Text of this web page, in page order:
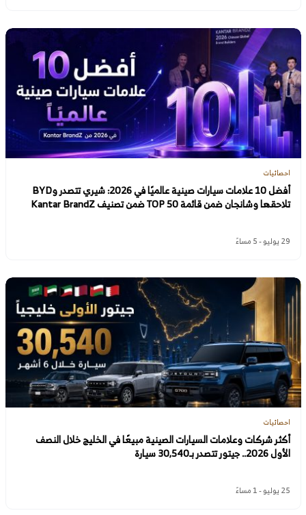
احصائيات
أفضل 10 علامات سيارات صينية عالميًا في 2026: شيري تتصدر وBYD
تلاحقها وشانجان ضمن قائمة TOP 50 ضمن تصنيف Kantar BrandZ
29 يوليو - 5 مساءً
احصائيات
أكثر شركات وعلامات السيارات الصينية مبيعًا في الخليج خلال النصف
الأول 2026.. جيتور تتصدر بـ30,540 سيارة
25 يوليو - 1 مساءً